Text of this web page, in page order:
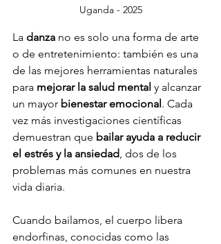
Uganda - 2025
La danza no es solo una forma de arte
o de entretenimiento: también es una
de las mejores herramientas naturales
para mejorar la salud mental y alcanzar
un mayor bienestar emocional. Cada
vez más investigaciones científicas
demuestran que bailar ayuda a reducir
el estrés y la ansiedad , dos de los
problemas más comunes en nuestra
vida diaria.
Cuando bailamos, el cuerpo libera
endorfinas, conocidas como las